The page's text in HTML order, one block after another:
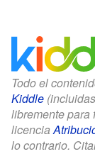
Todo el
Kiddle
libremente para
licencia
lo contrario.